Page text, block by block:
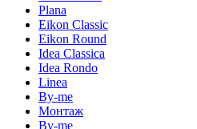
Plana
Eikon Classic
Eikon Round
Idea Classica
Idea Rondo
Linea
By-me
Монтаж
By-me